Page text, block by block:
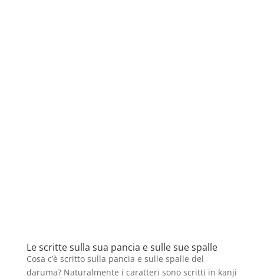
Le scritte sulla sua pancia e sulle sue spalle
Cosa c’è scritto sulla pancia e sulle spalle del
daruma? Naturalmente i caratteri sono scritti in kanji